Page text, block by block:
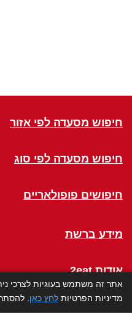
חיפוש מסעדה לפי אזור
חיפוש מסעדה לפי סוג
חיפושים פופולאריים
מידע ברשת
אודות 2eat
אתר זה משתמש בעוגיות לצרכי
מדיניות הפרטיות לחץ כאן .